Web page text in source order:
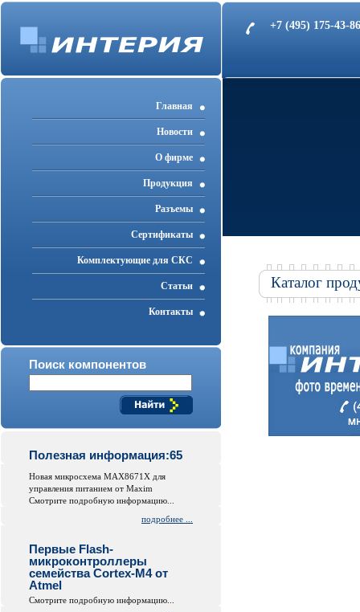
+7 (495) 175-43-
Главная
Новости
О фирме
Продукция
Разъемы
Cертификаты
Комплектующие для СКС
Статьи
Контакты
Поиск компонентов
Полезная информация:65
Новая микросхема MAX8671X для
управления питанием от Maxim
Смотрите подробную информацию...
подробнее ...
Первые Flash-
микроконтроллеры
семейства Cortex-M4 от
Atmel
Смотрите подробную информацию...
Каталог